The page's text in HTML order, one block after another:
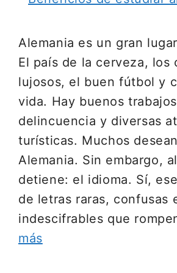
Alemania es un gran
El país de la cerveza, los
lujosos, el buen fútbol y
vida. Hay buenos
delincuencia y diversas
turísticas. Muchos
Alemania. Sin embargo,
detiene: el idioma. Sí,
de letras raras, confusas
indescifrables que
más